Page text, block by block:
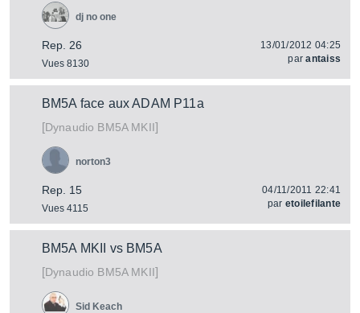
Rep. 26
Vues 8130
dj no one
13/01/2012 04:25
parantaiss
BM5A face aux ADAM P11a
[Dynaudio BM5A MKII]
Rep. 15
Vues 4115
norton3
04/11/2011 22:41
par etoilefilante
BM5A MKII vs BM5A
[Dynaudio BM5A MKII]
Sid Keach